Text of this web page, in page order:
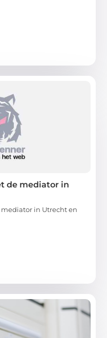
de mediator in
in Utrecht en